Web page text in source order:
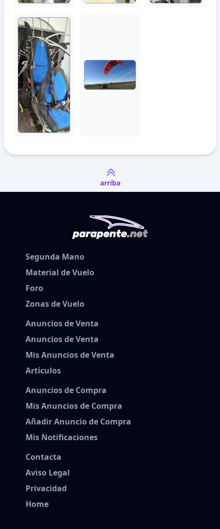
arriba
Segunda Mano
Material de Vuelo
Foro
Zonas de Vuelo
Anuncios de Venta
Anuncios de Venta
Mis Anuncios de Venta
Artículos
Anuncios de Compra
Mis Anuncios de Compra
Añadir Anuncio de Compra
Mis Notificaciones
Contacta
Aviso Legal
Privacidad
Home